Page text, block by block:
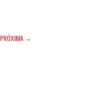
PRÓXIMA →